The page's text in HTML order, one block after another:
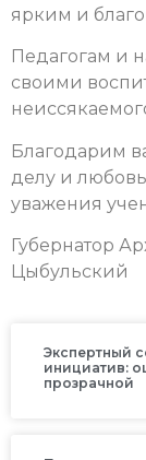
ярким и
Педагогам и
своими
Благодарим
делу и
уважения
Губернатор
Цыбульский
Экспертный
инициатив:
прозрачной